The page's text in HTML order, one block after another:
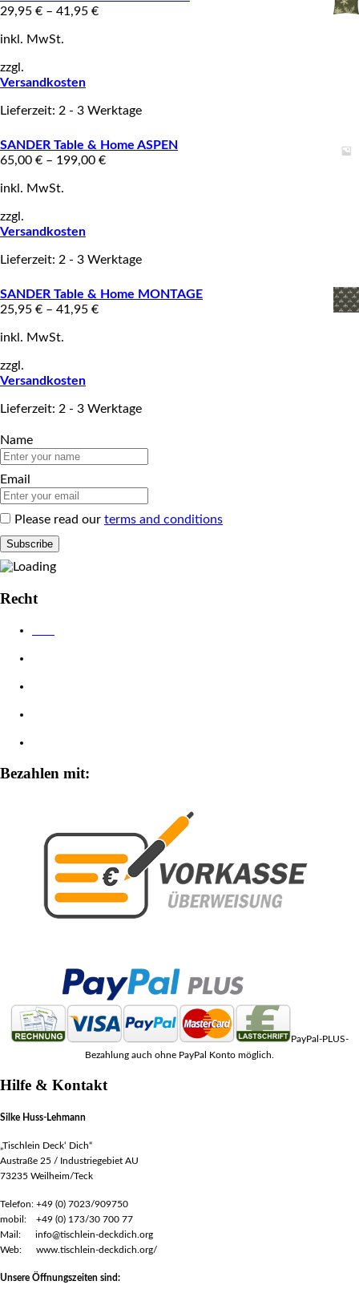
29,95 € – 41,95 €
inkl. MwSt.
zzgl.
Versandkosten
Lieferzeit: 2 - 3 Werktage
SANDER Table & Home ASPEN
65,00 € – 199,00 €
inkl. MwSt.
zzgl.
Versandkosten
Lieferzeit: 2 - 3 Werktage
SANDER Table & Home MONTAGE
25,95 € – 41,95 €
inkl. MwSt.
zzgl.
Versandkosten
Lieferzeit: 2 - 3 Werktage
Name
Email
Please read our terms and conditions
Recht
Bezahlen mit:
PayPal-PLUS-
Bezahlung auch ohne PayPal Konto möglich.
Hilfe & Kontakt
Silke Huss-Lehmann
„Tischlein Deck‘ Dich“
Austraße 25 / Industriegebiet AU
73235 Weilheim/Teck
Telefon: +49 (0) 7023/909750
mobil: +49 (0) 173/30 700 77
Mail: info@tischlein-deckdich.org
Web: www.tischlein-deckdich.org/
Unsere Öffnungszeiten sind: